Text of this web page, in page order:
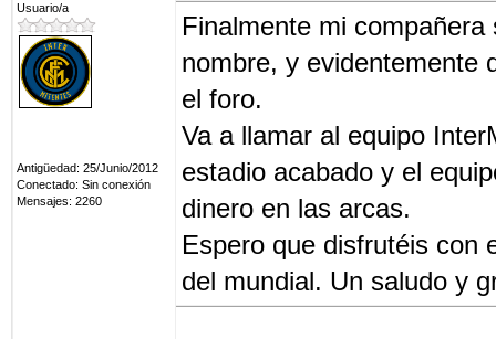
Usuario/a
Antigüedad: 25/Junio/2012
Conectado: Sin conexión
Mensajes: 2260
Finalmente mi
nombre, y evidentemente
el foro.
Va a llamar al equipo
estadio acabado y el
dinero en las arcas.
Espero que disfrutéis con
del mundial. Un saludo y